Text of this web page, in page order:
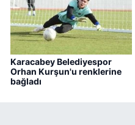
Karacabey Belediyespor
Orhan Kurşun'u renklerine
bağladı